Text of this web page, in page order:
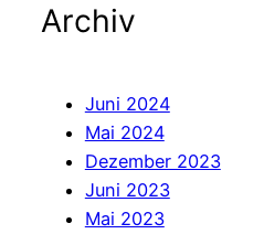
Archiv
Juni 2024
Mai 2024
Dezember 2023
Juni 2023
Mai 2023